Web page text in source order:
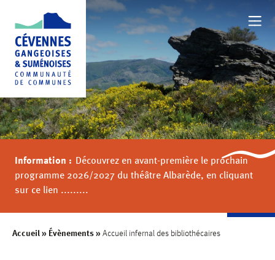
NOTRE TERRITOIRE
BOUGER
AU QUOTIDIEN
Information :
Découvrez en avant-première le prochain
programme 2026/2027 du théâtre Albarède, en cliquant
sur ce lien .........
Accueil » Évènements » Accueil infernal des bibliothécaires